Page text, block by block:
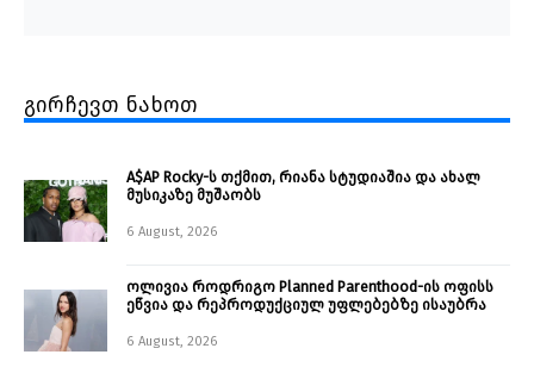
გირჩევთ ნახოთ
A$AP Rocky-ს თქმით, რიანა სტუდიაშია და ახალ
მუსიკაზე მუშაობს
6 August, 2026
ოლივია როდრიგო Planned Parenthood-ის ოფისს
ეწვია და რეპროდუქციულ უფლებებზე ისაუბრა
6 August, 2026